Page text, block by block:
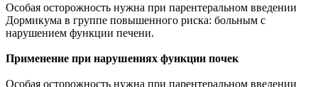
Особая осторожность нужна при парентеральном введении
Дормикума в группе повышенного риска: больным с
нарушением функции печени.
Применение при нарушениях функции почек
Особая осторожность нужна при парентеральном введении